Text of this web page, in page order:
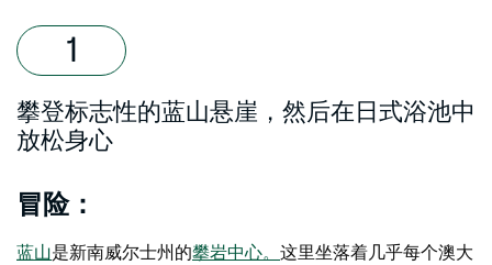
攀登标志性的蓝山悬崖，然后在日式浴池中
放松身心
冒险：
蓝山是新南威尔士州的攀岩中心。 这里坐落着几乎每个澳大